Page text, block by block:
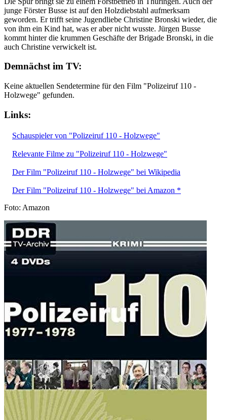
junge Förster Busse ist auf den Holzdiebstahl aufmerksam
geworden. Er trifft seine Jugendliebe Christine Bronski wieder, die
von ihm ein Kind hat, was er aber nicht wusste. Jürgen Busse
kommt hinter die krummen Geschäfte der Brigade Bronski, in die
auch Christine verwickelt ist.
Demnächst im TV:
Keine aktuellen Sendetermine für den Film "Polizeiruf 110 -
Holzwege" gefunden.
Links:
Schauspieler von "Polizeiruf 110 - Holzwege"
Relevante Filme zu "Polizeiruf 110 - Holzwege"
Der Film "Polizeiruf 110 - Holzwege" bei Wikipedia
Der Film "Polizeiruf 110 - Holzwege" bei Amazon *
Foto: Amazon